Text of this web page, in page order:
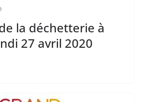
la déchetterie à
27 avril 2020